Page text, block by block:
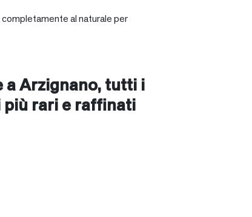
completamente al naturale per
aArzignano, tutti i
più rari e raffinati